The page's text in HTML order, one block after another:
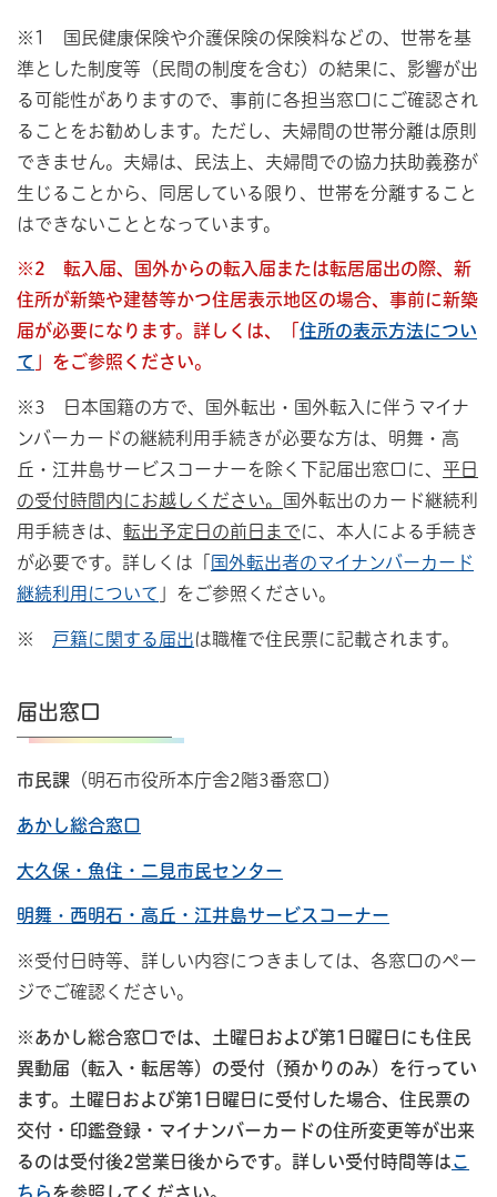
※1 国民健康保険や介護保険の保険料などの、世帯を基
準とした制度等（民間の制度を含む）の結果に、影響が出
る可能性がありますので、事前に各担当窓口にご確認され
ることをお勧めします。ただし、夫婦間の世帯分離は原則
できません。夫婦は、民法上、夫婦間での協力扶助義務が
生じることから、同居している限り、世帯を分離すること
はできないこととなっています。
※2 転入届、国外からの転入届または転居届出の際、新
住所が新築や建替等かつ住居表示地区の場合、事前に新築
届が必要になります。詳しくは、「 住所の表示方法につい
て
をご参照ください。
※3 日本国籍の方で、国外転出・国外転入に伴うマイナ
ンバーカードの継続利用手続きが必要な方は、明舞・高
丘・江井島サービスコーナーを除く下記届出窓口に、 平日
の受付時間内にお越しください。
国外転出のカード継続利
用手続きは、 転出予定日の前日までに、本人による手続き
が必要です。詳しくは「
国外転出者のマイナンバーカード
継続利用について
」をご参照ください。
※ 戸籍に関する届出は職権で住民票に記載されます。
届出窓口
市民課 （明石市役所本庁舎2階3番窓口）
あかし総合窓口
大久保・魚住・二見市民センター
明舞 ・ 西明石・高丘・江井島サービスコーナー
※受付日時等、詳しい内容につきましては、各窓口のペー
ジでご確認ください。
※あかし総合窓口では、土曜日および第1日曜日にも住民
異動届（転入・転居等）の受付（預かりのみ）を行ってい
ます。土曜日および第1日曜日に受付した場合、住民票の
交付・印鑑登録・マイナンバーカードの住所変更等が出来
るのは受付後2営業日後からです。詳しい受付時間等はこ
ちらを参照してください。